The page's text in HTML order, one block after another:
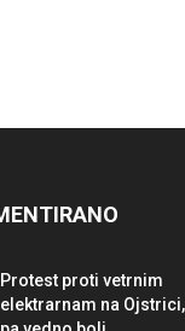
Protest proti vetrnim
elektrarnam na